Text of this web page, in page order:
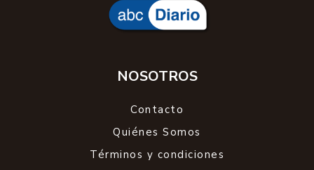
NOSOTROS
Contacto
Quiénes Somos
Términos y condiciones